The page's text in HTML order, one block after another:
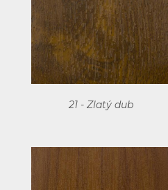
21 - Zlatý dub